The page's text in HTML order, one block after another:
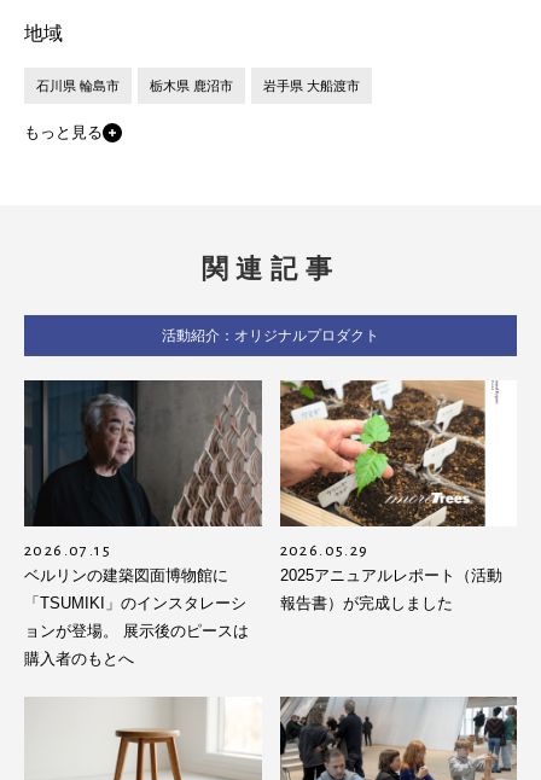
地域
石川県 輪島市 栃木県 鹿沼市 岩手県 大船渡市
もっと見る
関連記事
活動紹介：オリジナルプロダクト
2026.07.15
ベルリンの建築図面博物館に
「TSUMIKI」のインスタレーシ
ョンが登場。 展示後のピースは
購入者のもとへ
2026.05.29
2025アニュアルレポート（活動
報告書）が完成しました